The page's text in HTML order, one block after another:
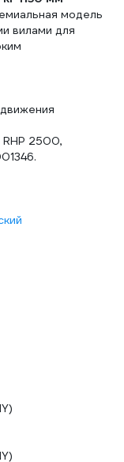
модель
вилами для
RHP 2500,